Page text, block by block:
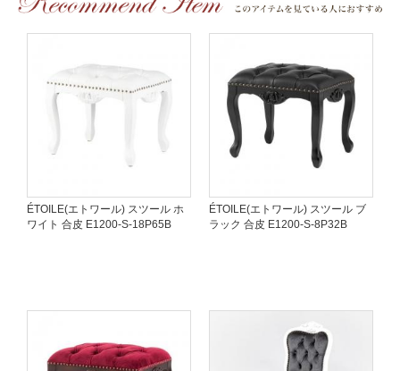
ÉTOILE(エトワール) スツール ホ
ワイト 合皮 E1200-S-18P65B
ÉTOILE(エトワール) スツール ブ
ラック 合皮 E1200-S-8P32B